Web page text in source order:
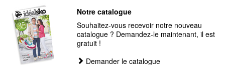
Notre catalogue
Souhaitez-vous recevoir notre nouveau
catalogue ? Demandez-le maintenant, il est
gratuit !
Demander le catalogue